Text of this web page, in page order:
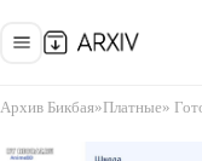
Архив Бикбая»Платные»